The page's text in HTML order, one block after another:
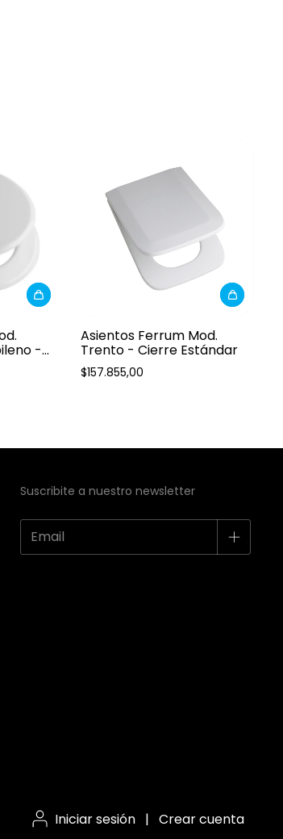
-
Asientos Ferrum Mod.
Trento - Cierre Estándar
$157.855,00
Suscribite a nuestro newsletter
Iniciar sesión | Crear cuenta